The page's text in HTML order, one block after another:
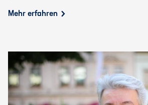
Mehr erfahren